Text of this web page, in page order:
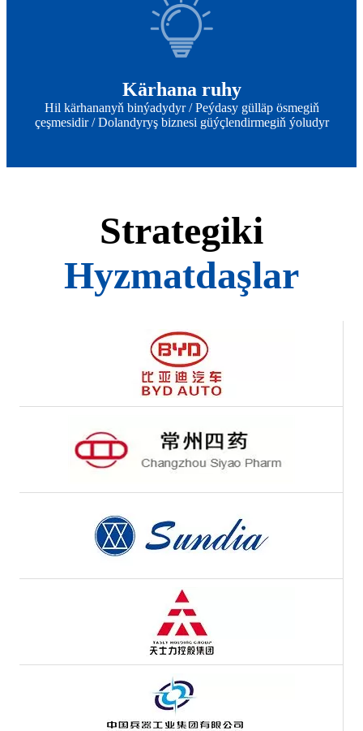
Kärhana ruhy
Hil kärhananyň binýadydyr / Peýdasy gülläp ösmegiň
çeşmesidir / Dolandyryş biznesi güýçlendirmegiň ýoludyr
Strategiki
Hyzmatdaşlar